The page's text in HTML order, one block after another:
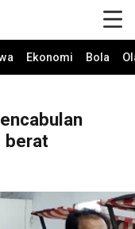
Ekonomi Bola
berat